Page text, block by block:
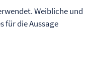
Weibliche und
für die Aussage